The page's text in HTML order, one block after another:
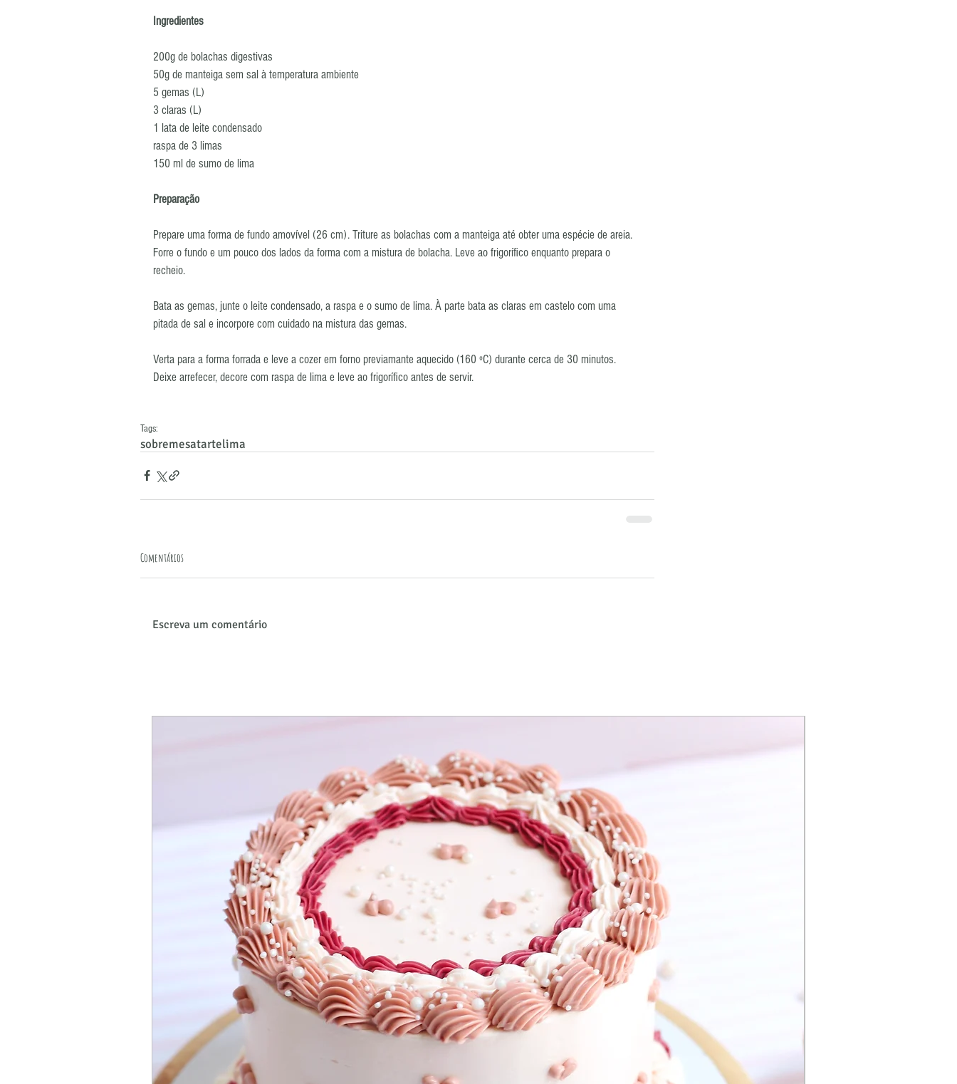
Ingredientes
200g de bolachas digestivas
50g de manteiga sem sal à temperatura ambiente
5 gemas (L)
3 claras (L)
1 lata de leite condensado
raspa de 3 limas
150 ml de sumo de lima
Preparação
Prepare uma forma de fundo amovível (26 cm). Triture as bolachas com a manteiga até obter uma espécie de areia.
Forre o fundo e um pouco dos lados da forma com a mistura de bolacha. Leve ao frigorífico enquanto prepara o
recheio.
Bata as gemas, junte o leite condensado, a raspa e o sumo de lima. À parte bata as claras em castelo com uma
pitada de sal e incorpore com cuidado na mistura das gemas.
Verta para a forma forrada e leve a cozer em forno previamante aquecido (160 ºC) durante cerca de 30 minutos.
Deixe arrefecer, decore com raspa de lima e leve ao frigorífico antes de servir.
Tags:
sobremesatartelima
Comentários
Escreva um comentário